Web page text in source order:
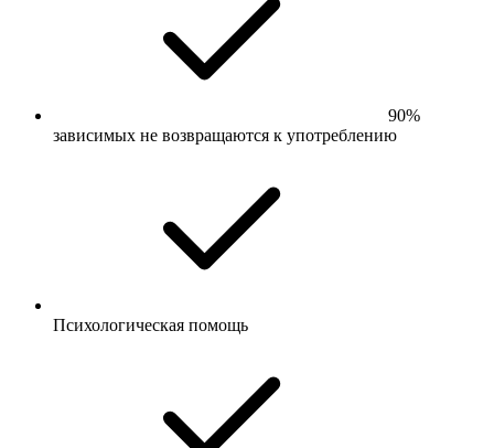
90%
зависимых не возвращаются к употреблению
Психологическая помощь